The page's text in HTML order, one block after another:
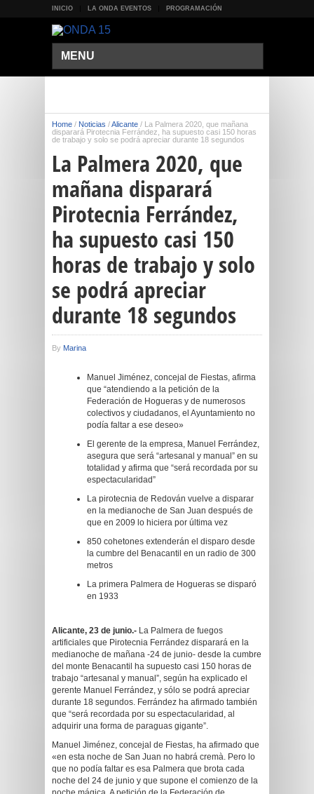
INICIO LA ONDA EVENTOS PROGRAMACIÓN
MENU
Home / Noticias /Alicante / La Palmera 2020, que mañana
disparará Pirotecnia Ferrández, ha supuesto casi 150 horas
de trabajo y solo se podrá apreciar durante 18 segundos
La Palmera 2020, que
mañana disparará
Pirotecnia Ferrández,
ha supuesto casi 150
horas de trabajo y solo
se podrá apreciar
durante 18 segundos
By Marina
Manuel Jiménez, concejal de Fiestas, afirma
que “atendiendo a la petición de la
Federación de Hogueras y de numerosos
colectivos y ciudadanos, el Ayuntamiento no
podía faltar a ese deseo»
El gerente de la empresa, Manuel Ferrández,
asegura que será “artesanal y manual” en su
totalidad y afirma que “será recordada por su
espectacularidad”
La pirotecnia de Redován vuelve a disparar
en la medianoche de San Juan después de
que en 2009 lo hiciera por última vez
850 cohetones extenderán el disparo desde
la cumbre del Benacantil en un radio de 300
metros
La primera Palmera de Hogueras se disparó
en 1933
Alicante, 23 de junio.- La Palmera de fuegos
artificiales que Pirotecnia Ferrández disparará en la
medianoche de mañana -24 de junio- desde la cumbre
del monte Benacantil ha supuesto casi 150 horas de
trabajo “artesanal y manual”, según ha explicado el
gerente Manuel Ferrández, y sólo se podrá apreciar
durante 18 segundos. Ferrández ha afirmado también
que “será recordada por su espectacularidad, al
adquirir una forma de paraguas gigante”.
Manuel Jiménez, concejal de Fiestas, ha afirmado que
«en esta noche de San Juan no habrá cremà. Pero lo
que no podía faltar es esa Palmera que brota cada
noche del 24 de junio y que supone el comienzo de la